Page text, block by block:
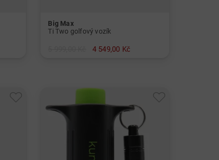
Big Max
Ti Two golfový vozík
4 549,00 Kč